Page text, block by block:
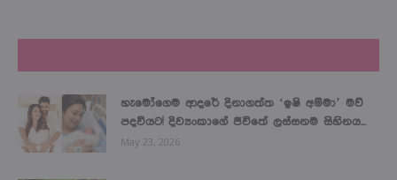
හැමෝගෙම ආදරේ දිනාගත්ත ‘ඉෂි අම්මා’ මව්
පදවියට! දිව්‍යංකාගේ ජීවිතේ ලස්සනම සිහිනය...
May 23, 2026